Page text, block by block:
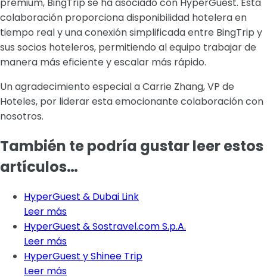
premium, BingTrip se ha asociado con HyperGuest. Esta
colaboración proporciona disponibilidad hotelera en
tiempo real y una conexión simplificada entre BingTrip y
sus socios hoteleros, permitiendo al equipo trabajar de
manera más eficiente y escalar más rápido.
Un agradecimiento especial a Carrie Zhang, VP de
Hoteles, por liderar esta emocionante colaboración con
nosotros.
También te podría gustar leer estos
artículos…
HyperGuest & Dubai Link
Leer más
HyperGuest & Sostravel.com S.p.A.
Leer más
HyperGuest y Shinee Trip
Leer más